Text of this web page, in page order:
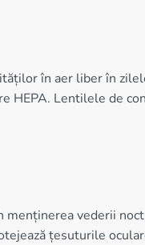
în aer liber în
HEPA. Lentilele de
menținerea vederii
țesuturile